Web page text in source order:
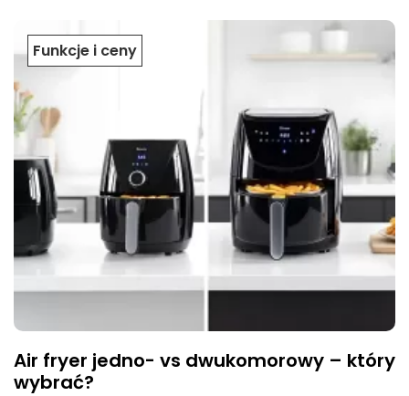
Funkcje i ceny
Air fryer jedno- vs dwukomorowy – który
wybrać?